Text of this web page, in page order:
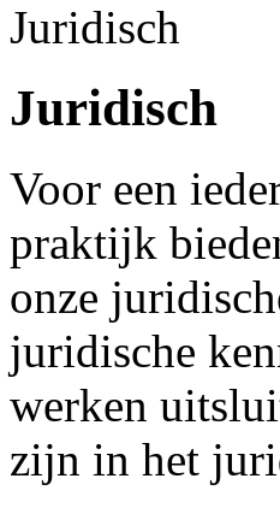
Juridisch
Juridisch
Voor een
praktijk
onze
juridische
werken
zijn in het